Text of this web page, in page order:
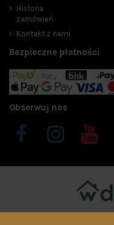
Historia
zamówień
Kontakt z nami
Bezpieczne płatności
Obserwuj nas